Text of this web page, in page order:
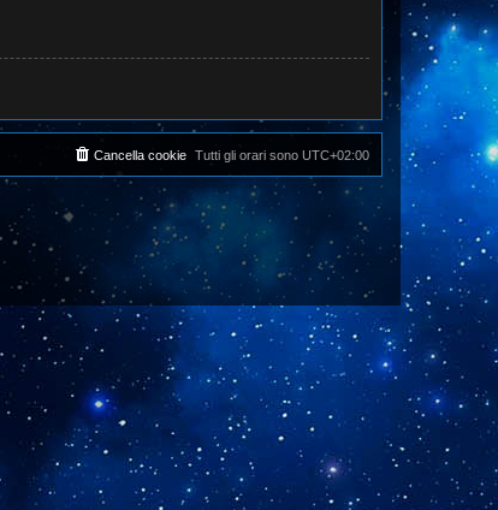
Tutti gli orari sono UTC+02:00
Cancella cookie